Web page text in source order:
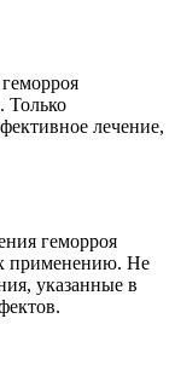
Только
лечение,
геморроя
применению. Не
указанные в